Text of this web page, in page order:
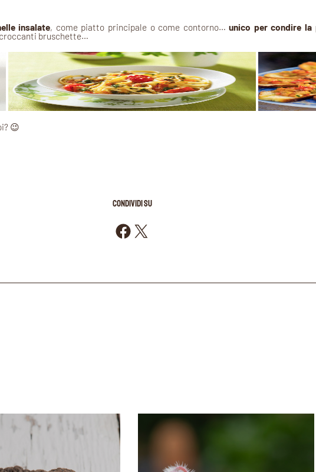
insalate, come piatto principale o come contorno…unico per condire la
bruschette…
😉
CONDIVIDI SU
Condividi su Facebook
Condividi su X